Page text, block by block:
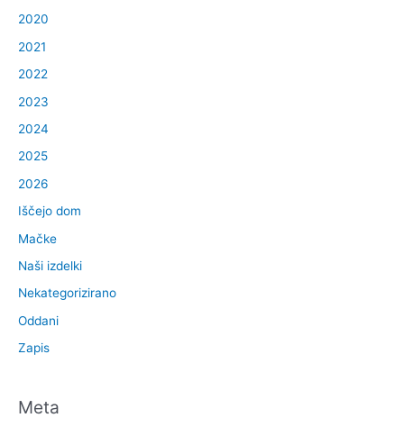
2020
2021
2022
2023
2024
2025
2026
Iščejo dom
Mačke
Naši izdelki
Nekategorizirano
Oddani
Zapis
Meta